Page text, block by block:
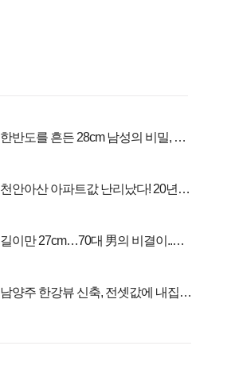
한반도를 흔든 28cm 남성의 비밀, 매
천안아산 아파트값 난리났다! 20년
길이만 27cm…70대 男의 비결이..충
남양주 한강뷰 신축, 전셋값에 내집마